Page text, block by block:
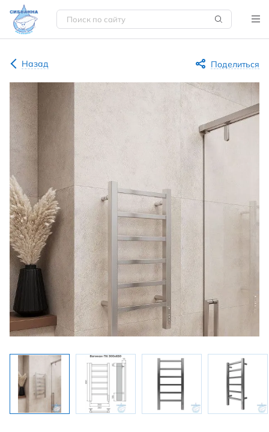
Назад Поделиться